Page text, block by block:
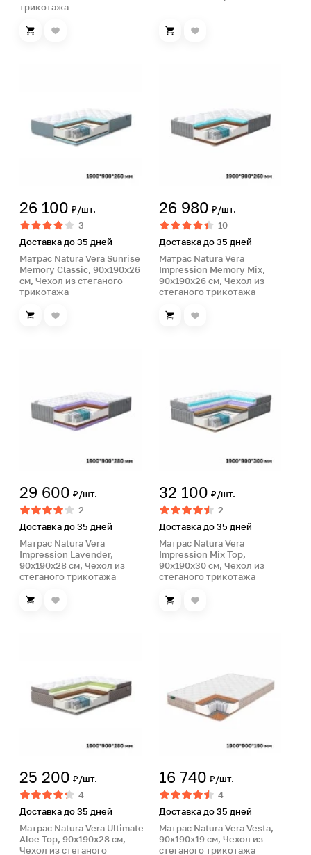
трикотажа
26 100 ₽/шт.
3
Доставка до 35 дней
Матрас Natura Vera Sunrise
Memory Classic, 90х190х26
см, Чехол из стеганого
трикотажа
26 980 ₽/шт.
10
Доставка до 35 дней
Матрас Natura Vera
Impression Memory Mix,
90х190х26 см, Чехол из
стеганого трикотажа
29 600 ₽/шт.
2
Доставка до 35 дней
Матрас Natura Vera
Impression Lavеnder,
90х190х28 см, Чехол из
стеганого трикотажа
32 100 ₽/шт.
2
Доставка до 35 дней
Матрас Natura Vera
Impression Mix Top,
90х190х30 см, Чехол из
стеганого трикотажа
25 200 ₽/шт.
4
Доставка до 35 дней
Матрас Natura Vera Ultimate
Aloe Top, 90х190х28 см,
Чехол из стеганого
16 740 ₽/шт.
4
Доставка до 35 дней
Матрас Natura Vera Vesta,
90х190х19 см, Чехол из
стеганого трикотажа